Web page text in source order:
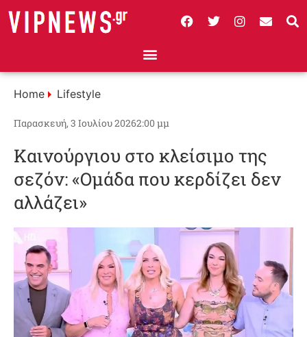
Home Lifestyle
Παρασκευή, 3 Ιουλίου 20262:00 μμ
Καινούργιου στο κλείσιμο της
σεζόν: «Ομάδα που κερδίζει δεν
αλλάζει»